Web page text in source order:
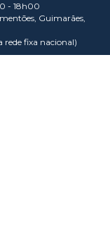
- 18h00
Guimarães,
rede fixa nacional)